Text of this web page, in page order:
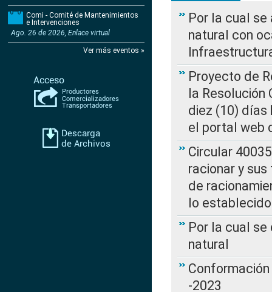
Comi - Comité de Mantenimientos
e Intervenciones
Ago. 26 de 2026, Enlace virtual
Ver más eventos »
Por la cual
natural con
Proyecto de
la Resolución
diez (10) días
el portal web
Circular
racionar y
de
lo
Por la cual
natural
-2023